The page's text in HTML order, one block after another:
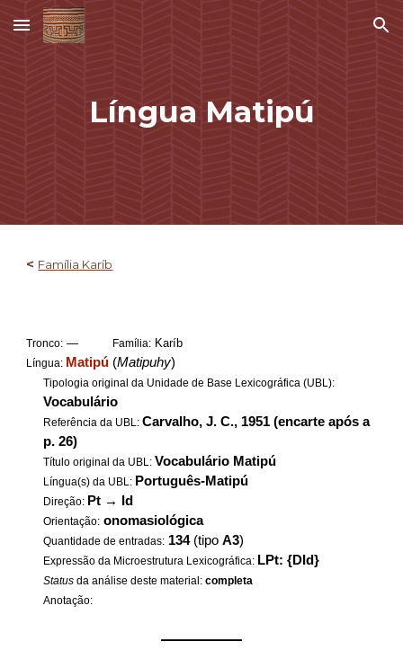
Skip to main content Skip to navigation
Língua Matipú
< Família Karíb
Tronco: — Família: Karíb
Língua: Matipú (Matipuhy)
Tipologia original da Unidade de Base Lexicográfica (UBL):
Vocabulário
Referência da UBL:Carvalho, J. C., 1951 (encarte após a
p. 26)
Título original da UBL: Vocabulário Matipú
Língua(s) da UBL: Português-Matipú
Direção: Pt → Id
Orientação: onomasiológica
Quantidade de entradas: 134(tipoA3)
Expressão da Microestrutura Lexicográfica: LPt: {DId}
Status da análise deste material:completa
Anotação:
——————